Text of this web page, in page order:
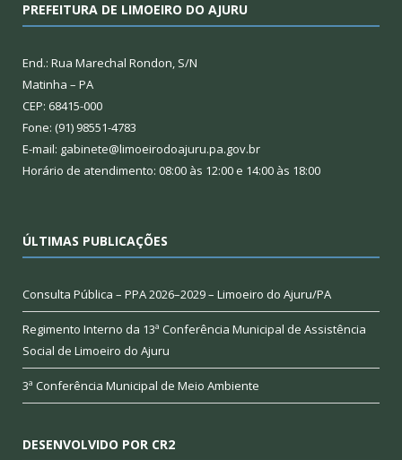
PREFEITURA DE LIMOEIRO DO AJURU
End.: Rua Marechal Rondon, S/N
Matinha – PA
CEP: 68415-000
Fone: (91) 98551-4783
E-mail: gabinete@limoeirodoajuru.pa.gov.br
Horário de atendimento: 08:00 às 12:00 e 14:00 às 18:00
ÚLTIMAS PUBLICAÇÕES
Consulta Pública – PPA 2026–2029 – Limoeiro do Ajuru/PA
Regimento Interno da 13ª Conferência Municipal de Assistência
Social de Limoeiro do Ajuru
3ª Conferência Municipal de Meio Ambiente
DESENVOLVIDO POR CR2